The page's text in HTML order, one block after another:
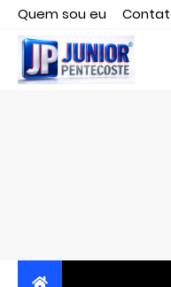
Quem sou eu
Editor responsável,